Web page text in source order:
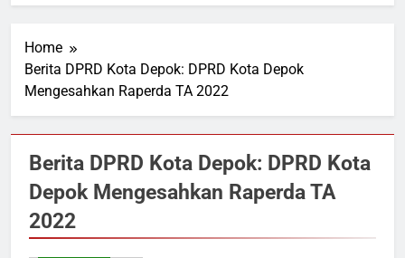
Home
Berita DPRD Kota Depok: DPRD Kota Depok
Mengesahkan Raperda TA 2022
Berita DPRD Kota Depok: DPRD Kota
Depok Mengesahkan Raperda TA
2022
EKONOMI
HUKUM